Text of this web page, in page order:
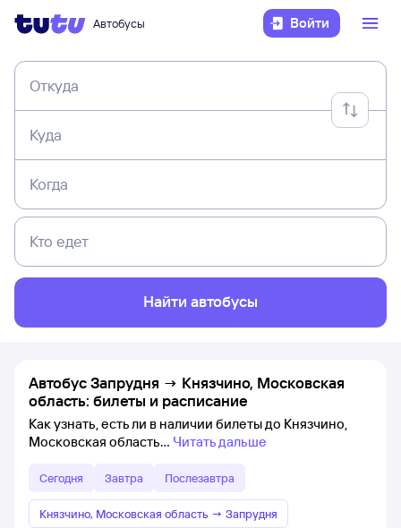
Автобусы Войти
Откуда
Куда
Когда
Кто едет
Найти автобусы
Автобус Запрудня → Князчино, Московская
область: билеты и расписание
Как узнать, есть ли в наличии билеты до Князчино,
Московская область
Читать дальше
Сегодня Завтра Послезавтра
Князчино, Московская область → Запрудня